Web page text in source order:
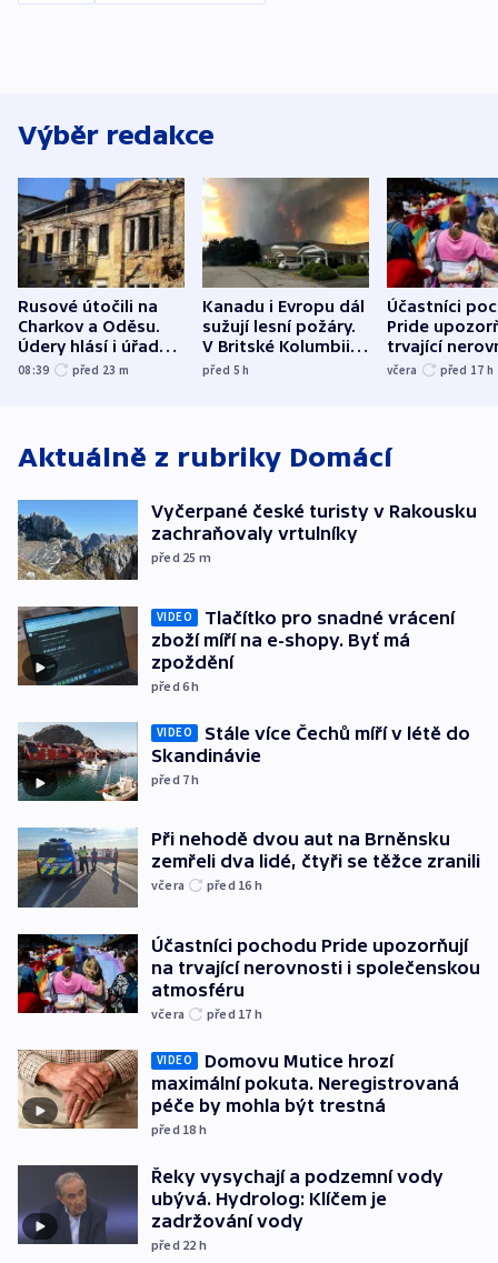
Výběr redakce
Rusové útočili na
Charkov a Oděsu.
Údery hlásí i úřady v
Bělgorodu
08:39 před 23 m
Kanadu i Evropu dál
sužují lesní požáry.
V Britské Kolumbii
evakuovali tisíce lidí
před 5h
Účastníci
Pride
trvající
včera před 17 h
Aktuálně z rubriky Domácí
Vyčerpané české turisty v Rakousku
zachraňovaly vrtulníky
před 25 m
VIDEO
Tlačítko pro snadné vrácení
zboží míří na e-shopy. Byť má
zpoždění
před 6h
VIDEO
Stále více Čechů míří v létě do
Skandinávie
před 7h
Při nehodě dvou aut na Brněnsku
zemřeli dva lidé, čtyři se těžce zranili
včera před 16 h
Účastníci pochodu Pride upozorňují
na trvající nerovnosti i společenskou
atmosféru
včera před 17 h
VIDEO
Domovu Mutice hrozí
maximální pokuta. Neregistrovaná
péče by mohla být trestná
před 18 h
Řeky vysychají a podzemní vody
ubývá. Hydrolog: Klíčem je
zadržování vody
před 22 h